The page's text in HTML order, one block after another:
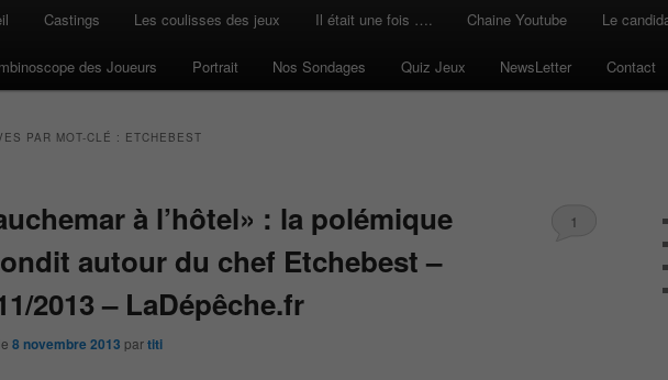
Castings Les coulisses des jeux Il était une fois …. Chaine Youtube Le
des Joueurs Portrait Nos Sondages Quiz Jeux NewsLetter Contact
PAR MOT-CLÉ : ETCHEBEST
à l’hôtel» : la polémique
autour du chef Etchebest –
2013 – LaDépêche.fr
8 novembre 2013 partiti
1